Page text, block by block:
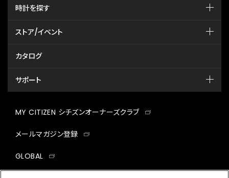
時計を探す
ストア/イベント
カタログ
サポート
MY CITIZEN シチズンオーナーズクラブ
メールマガジン登録
GLOBAL